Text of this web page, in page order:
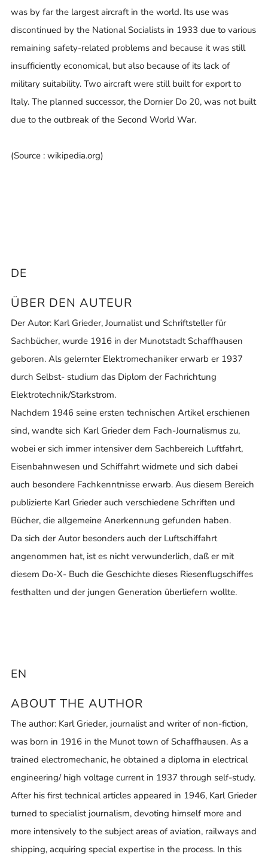
was by far the largest aircraft in the world. Its use was
discontinued by the National Socialists in 1933 due to various
remaining safety-related problems and because it was still
insufficiently economical, but also because of its lack of
military suitability. Two aircraft were still built for export to
Italy. The planned successor, the Dornier Do 20, was not built
due to the outbreak of the Second World War.
(Source : wikipedia.org)
DE
ÜBER DEN AUTEUR
Der Autor: Karl Grieder, Journalist und Schriftsteller für
Sachbücher, wurde 1916 in der Munotstadt Schaffhausen
geboren. Als gelernter Elektromechaniker erwarb er 1937
durch Selbst- studium das Diplom der Fachrichtung
Elektrotechnik/Starkstrom.
Nachdem 1946 seine ersten technischen Artikel erschienen
sind, wandte sich Karl Grieder dem Fach-Journalismus zu,
wobei er sich immer intensiver dem Sachbereich Luftfahrt,
Eisenbahnwesen und Schiffahrt widmete und sich dabei
auch besondere Fachkenntnisse erwarb. Aus diesem Bereich
publizierte Karl Grieder auch verschiedene Schriften und
Bücher, die allgemeine Anerkennung gefunden haben.
Da sich der Autor besonders auch der Luftschiffahrt
angenommen hat, ist es nicht verwunderlich, daß er mit
diesem Do-X- Buch die Geschichte dieses Riesenflugschiffes
festhalten und der jungen Generation überliefern wollte.
EN
ABOUT THE AUTHOR
The author: Karl Grieder, journalist and writer of non-fiction,
was born in 1916 in the Munot town of Schaffhausen. As a
trained electromechanic, he obtained a diploma in electrical
engineering/ high voltage current in 1937 through self-study.
After his first technical articles appeared in 1946, Karl Grieder
turned to specialist journalism, devoting himself more and
more intensively to the subject areas of aviation, railways and
shipping, acquiring special expertise in the process. In this